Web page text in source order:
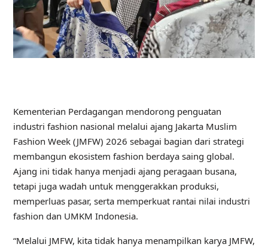
Kementerian Perdagangan mendorong penguatan
industri fashion nasional melalui ajang Jakarta Muslim
Fashion Week (JMFW) 2026 sebagai bagian dari strategi
membangun ekosistem fashion berdaya saing global.
Ajang ini tidak hanya menjadi ajang peragaan busana,
tetapi juga wadah untuk menggerakkan produksi,
memperluas pasar, serta memperkuat rantai nilai industri
fashion dan UMKM Indonesia.
“Melalui JMFW, kita tidak hanya menampilkan karya JMFW,